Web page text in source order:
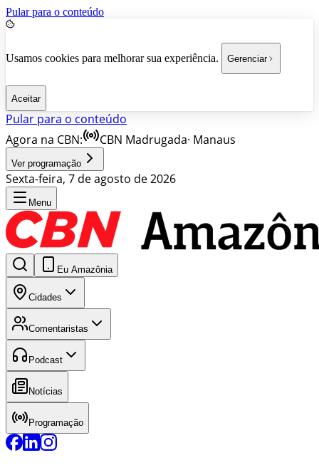
Pular para o conteúdo
Usamos cookies para melhorar sua experiência. Gerenciar
Aceitar
Pular para o conteúdo
Agora na CBN:
CBN Madrugada· Manaus
Ver programação
Sexta-feira, 7 de agosto de 2026
Menu
Eu Amazônia
Cidades
Comentaristas
Podcast
Notícias
Programação